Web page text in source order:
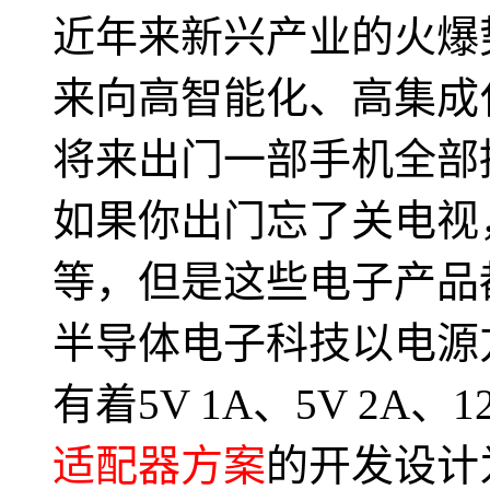
近年来新兴产业的火
来向高智能化、高集
将来出门一部手机全
如果你出门忘了关电
等，但是这些电子产
半导体电子科技以电
有着5V 1A、5V 2A、
适配器方案的开发设